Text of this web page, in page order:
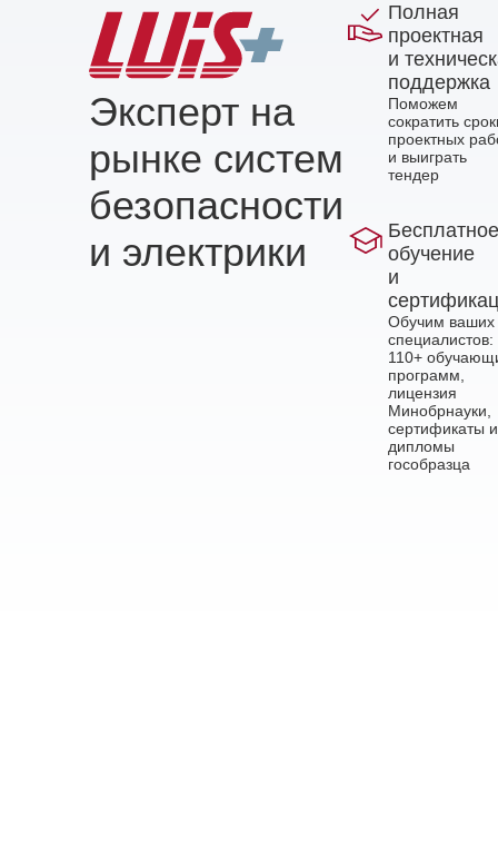
Эксперт на
рынке систем
безопасности
и электрики
Полная
проектная
и
поддержка
Поможем
сократить
проектных
и выиграть
тендер
Бесплатное
обучение
и
Обучим ваших
специалистов:
110+
программ,
лицензия
Минобрнауки,
сертификаты и
дипломы
гособразца